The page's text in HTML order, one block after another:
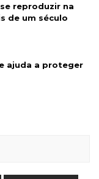
reproduzir na
de um século
ajuda a proteger